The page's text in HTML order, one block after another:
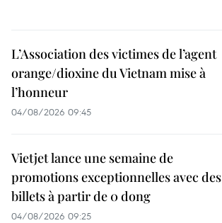
L’Association des victimes de l’agent
orange/dioxine du Vietnam mise à
l’honneur
04/08/2026 09:45
Vietjet lance une semaine de
promotions exceptionnelles avec des
billets à partir de 0 dong
04/08/2026 09:25